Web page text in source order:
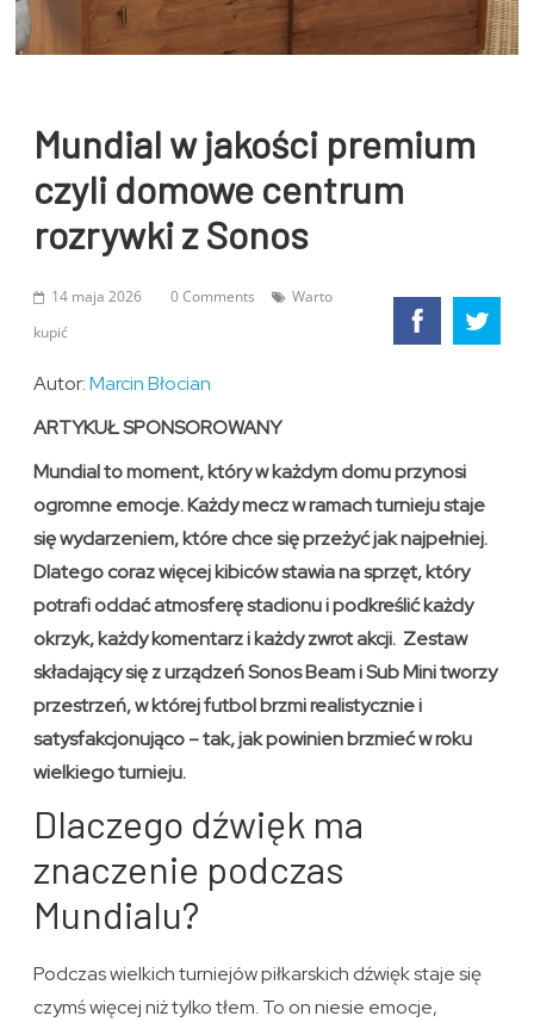
Mundial w jakości premium
czyli domowe centrum
rozrywki z Sonos
14 maja 2026 0 Comments
Warto
kupić
Autor:Marcin Błocian
ARTYKUŁ SPONSOROWANY
Mundial to moment, który w każdym domu przynosi
ogromne emocje. Każdy mecz w ramach turnieju staje
się wydarzeniem, które chce się przeżyć jak najpełniej.
Dlatego coraz więcej kibiców stawia na sprzęt, który
potrafi oddać atmosferę stadionu i podkreślić każdy
okrzyk, każdy komentarz i każdy zwrot akcji. Zestaw
składający się z urządzeń Sonos Beam i Sub Mini tworzy
przestrzeń, w której futbol brzmi realistycznie i
satysfakcjonująco – tak, jak powinien brzmieć w roku
wielkiego turnieju.
Dlaczego dźwięk ma
znaczenie podczas
Mundialu?
Podczas wielkich turniejów piłkarskich dźwięk staje się
czymś więcej niż tylko tłem. To on niesie emocje,